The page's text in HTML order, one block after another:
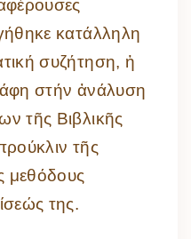
κατάλληλη
συζήτηση, ἡ
στήν ἀνάλυση
τῆς Βιβλικῆς
τῆς
μεθόδους
της.